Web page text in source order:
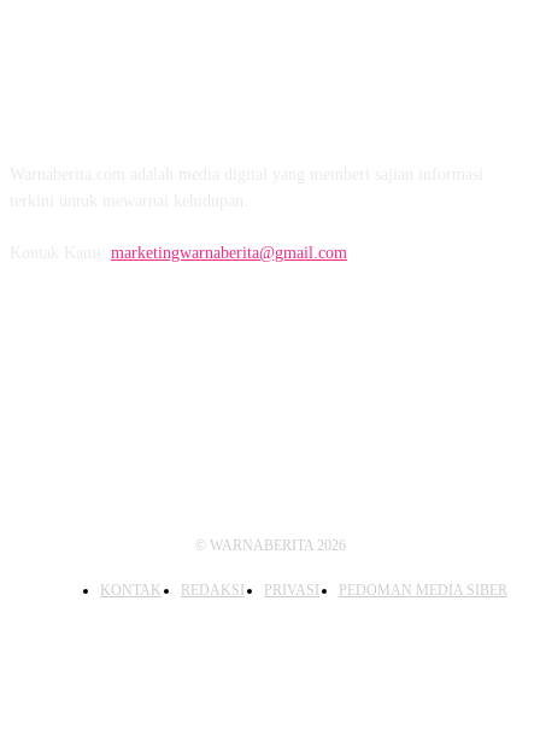
marketingwarnaberita@gmail.com
© WARNABERITA 2026
KONTAK REDAKSI PRIVASI PEDOMAN MEDIA SIBER